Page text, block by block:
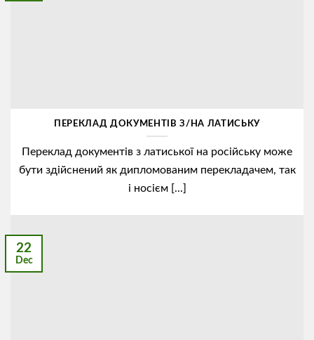
ПЕРЕКЛАД ДОКУМЕНТІВ З/НА ЛАТИСЬКУ
Переклад документів з латиської на російську може
бути здійснений як дипломованим перекладачем, так
і носієм [...]
22
Dec